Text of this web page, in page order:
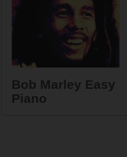
Bob Marley Easy
Piano